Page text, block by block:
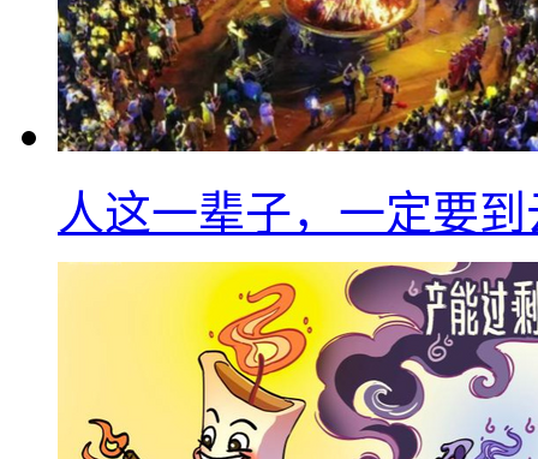
人这一辈子，一定要